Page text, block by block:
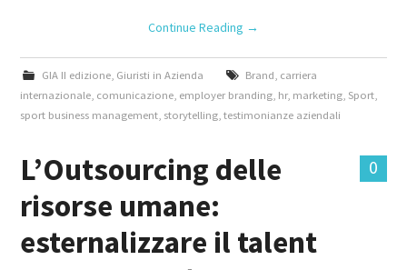
Continue Reading →
GIA II edizione, Giuristi in Azienda Brand carriera
internazionale comunicazione employer branding hr, marketing Sport
sport business management storytelling ,testimonianze aziendali
0
L’Outsourcing delle
risorse umane:
esternalizzare il talent